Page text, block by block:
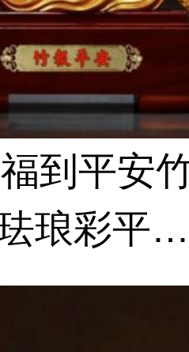
到平安
琅彩平…